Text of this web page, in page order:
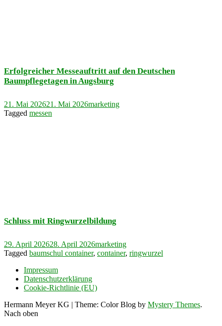
Erfolgreicher Messeauftritt auf den Deutschen
Baumpflegetagen in Augsburg
21. Mai 202621. Mai 2026marketing
Tagged messen
Schluss mit Ringwurzelbildung
29. April 202628. April 2026marketing
Tagged baumschul container, container, ringwurzel
Impressum
Datenschutzerklärung
Cookie-Richtlinie (EU)
Hermann Meyer KG | Theme: Color Blog by Mystery Themes.
Nach oben